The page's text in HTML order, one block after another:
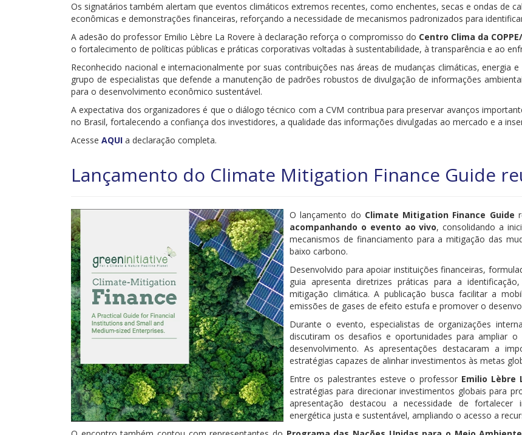
Os signatários também alertam que eventos climáticos extremos recentes, como enchentes, secas e ondas de
econômicas e demonstrações financeiras, reforçando a necessidade de mecanismos padronizados para
A adesão do professor Emilio Lèbre La Rovere à declaração reforça o compromisso do Centro Clima da COPPE/
o fortalecimento de políticas públicas e práticas corporativas voltadas à sustentabilidade, à transparência e ao
Reconhecido nacional e internacionalmente por suas contribuições nas áreas de mudanças climáticas, energia
grupo de especialistas que defende a manutenção de padrões robustos de divulgação de informações
para o desenvolvimento econômico sustentável.
A expectativa dos organizadores é que o diálogo técnico com a CVM contribua para preservar avanços
no Brasil, fortalecendo a confiança dos investidores, a qualidade das informações divulgadas ao mercado e a
Acesse AQUI a declaração completa.
Lançamento do Climate Mitigation Finance Guide
O lançamento do Climate Mitigation Finance Guide
acompanhando o evento ao vivo, consolidando a
mecanismos de financiamento para a mitigação das
baixo carbono.
Desenvolvido para apoiar instituições financeiras,
guia apresenta diretrizes práticas para a
mitigação climática. A publicação busca facilitar a
emissões de gases de efeito estufa e promover o
Durante o evento, especialistas de organizações
discutiram os desafios e oportunidades para ampliar
desenvolvimento. As apresentações destacaram a
estratégias capazes de alinhar investimentos às metas
Entre os palestrantes esteve o professor Emilio Lèbre
estratégias para direcionar investimentos globais para
apresentação destacou a necessidade de
energética justa e sustentável, ampliando o acesso a